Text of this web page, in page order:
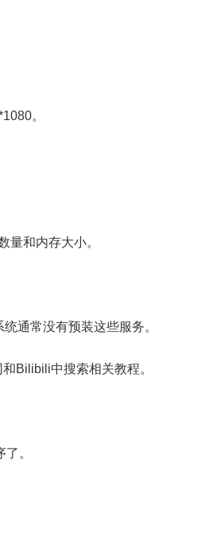
。
量和内存大小。
通常没有预装这些服务。
Bilibili中搜索相关教程。
。